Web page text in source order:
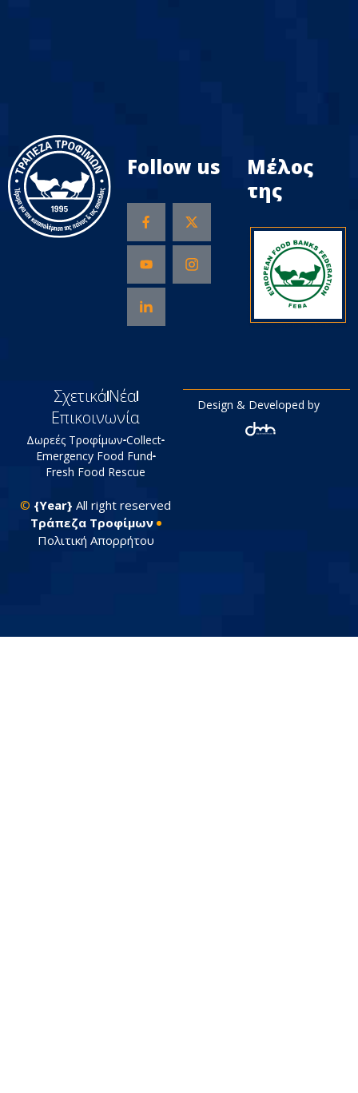
Follow us
Μέλος
της
ΣχετικάΝέα
Επικοινωνία
Δωρεές Τροφίμων Collect
Emergency Food Fund
Fresh Food Rescue
© {Year} All right reserved
Tράπεζα Τροφίμων
Πολιτική Απορρήτου
Design & Developed by